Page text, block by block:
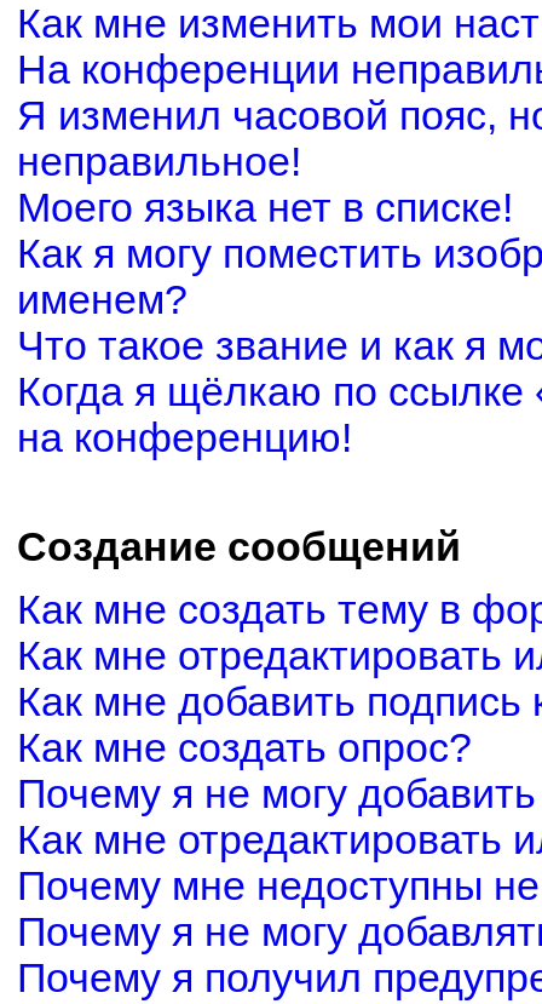
Как мне изменить мои
На конференции
Я изменил часовой пояс,
неправильное!
Моего языка нет в списке!
Как я могу поместить
именем?
Что такое звание и как я
Когда я щёлкаю по ссылке
на конференцию!
Создание сообщений
Как мне создать тему в
Как мне отредактировать
Как мне добавить
Как мне создать опрос?
Почему я не могу
Как мне отредактировать
Почему мне недоступны
Почему я не могу
Почему я получил